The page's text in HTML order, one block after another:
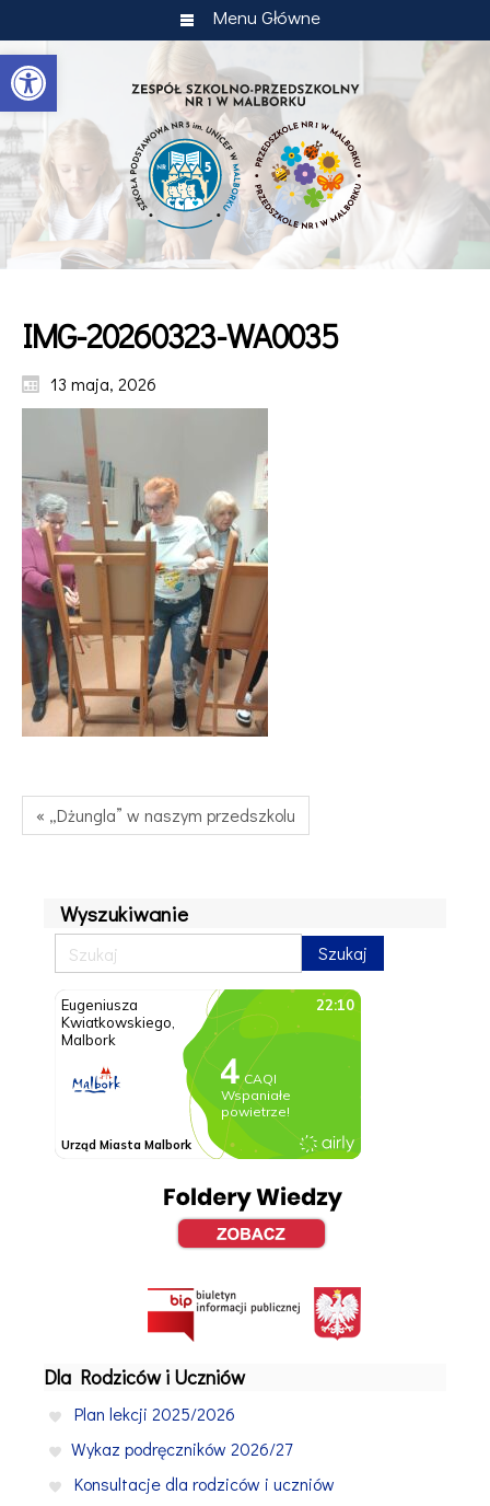
Otwórz pasek narzędzi
Menu Główne
IMG-20260323-WA0035
13 maja, 2026
« „Dżungla” w naszym przedszkolu
Wyszukiwanie
Dla Rodziców i Uczniów
Plan lekcji 2025/2026
Wykaz podręczników 2026/27
Konsultacje dla rodziców i uczniów